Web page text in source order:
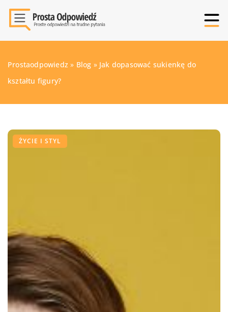
Prostaodpowiedz » Blog » Jak dopasować sukienkę do
kształtu figury?
ŻYCIE I STYL